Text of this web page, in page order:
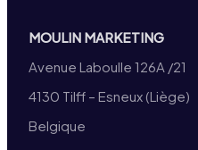
MOULIN MARKETING
Avenue Laboulle 126A /21
4130 Tilff – Esneux (Liège)
Belgique